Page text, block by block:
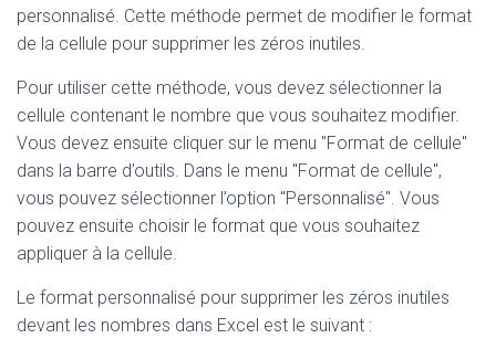
personnalisé. Cette méthode permet de modifier le format
de la cellule pour supprimer les zéros inutiles.
Pour utiliser cette méthode, vous devez sélectionner la
cellule contenant le nombre que vous souhaitez modifier.
Vous devez ensuite cliquer sur le menu "Format de cellule"
dans la barre d’outils. Dans le menu "Format de cellule",
vous pouvez sélectionner l’option "Personnalisé". Vous
pouvez ensuite choisir le format que vous souhaitez
appliquer à la cellule.
Le format personnalisé pour supprimer les zéros inutiles
devant les nombres dans Excel est le suivant :